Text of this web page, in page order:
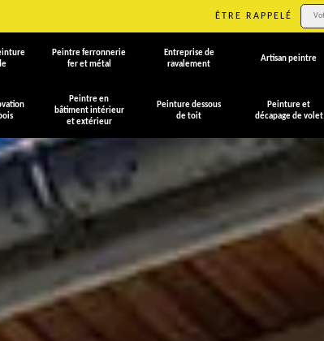
ÊTRE RAPPELÉ
Peintre ferronnerie
fer et métal
Entreprise de
ravalement
Artisan peintre
Peintre en
bâtiment intérieur
et extérieur
Peinture dessous
de toit
Peinture et
décapage de volet